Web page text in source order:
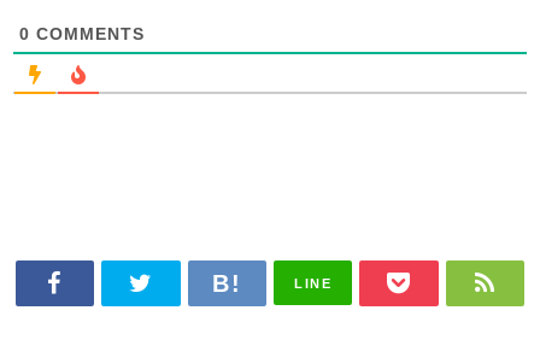
0 COMMENTS
LINE